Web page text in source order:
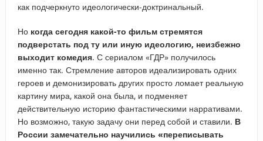
как подчеркнуто идеологически-доктринальный.
Но когда сегодня какой-то фильм стремятся
подверстать под ту или иную идеологию, неизбежно
выходит комедия. С сериалом «ГДР» получилось
именно так. Стремление авторов идеализировать одних
героев и демонизировать других просто ломает реальную
картину мира, какой она была, и подменяет
действительную историю фантастическими нарративами.
Но возможно, такую задачу они перед собой и ставили. В
России замечательно научились «переписывать